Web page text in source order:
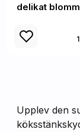
delikat
Upplev den